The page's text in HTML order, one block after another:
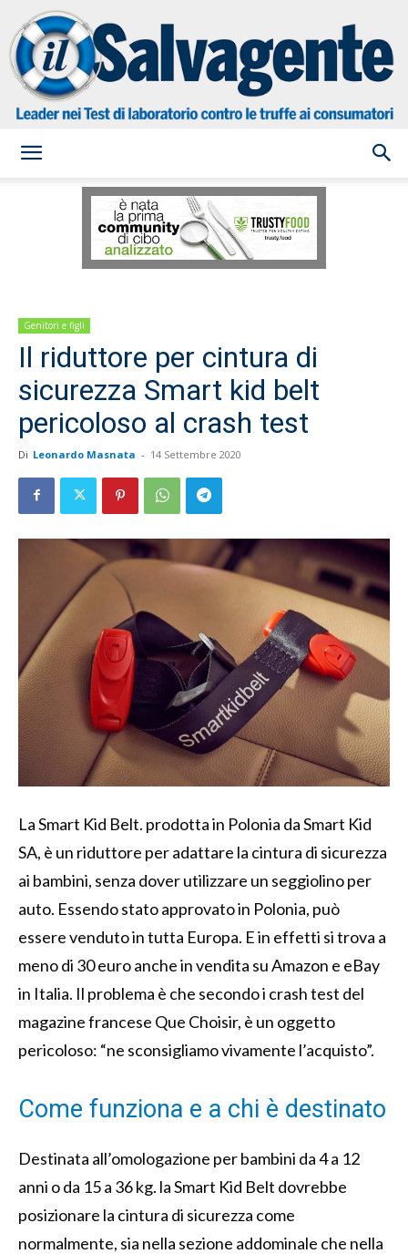
Salvagente
Genitori e figli
Il riduttore per cintura di
sicurezza Smart kid belt
pericoloso al crash test
Di Leonardo Masnata - 14 Settembre 2020
La Smart Kid Belt. prodotta in Polonia da Smart Kid
SA, è un riduttore per adattare la cintura di sicurezza
ai bambini, senza dover utilizzare un seggiolino per
auto. Essendo stato approvato in Polonia, può
essere venduto in tutta Europa. E in effetti si trova a
meno di 30 euro anche in vendita su Amazon e eBay
in Italia. Il problema è che secondo i crash test del
magazine francese Que Choisir, è un oggetto
pericoloso: “ne sconsigliamo vivamente l’acquisto”.
Come funziona e a chi è destinato
Destinata all’omologazione per bambini da 4 a 12
anni o da 15 a 36 kg. la Smart Kid Belt dovrebbe
posizionare la cintura di sicurezza come
normalmente, sia nella sezione addominale che nella